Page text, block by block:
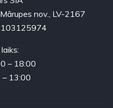
nov., LV-2167
– 18:00
– 13:00